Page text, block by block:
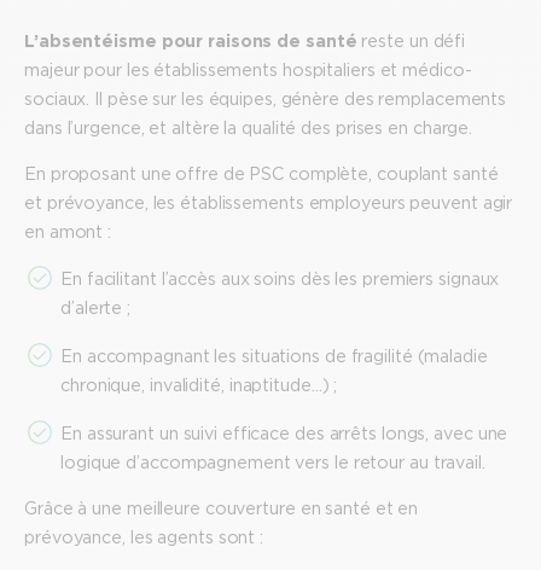
L’absentéisme pour raisons de santé reste un défi
majeur pour les établissements hospitaliers et médico-
sociaux. Il pèse sur les équipes, génère des remplacements
dans l’urgence, et altère la qualité des prises en charge.
En proposant une offre de PSC complète, couplant santé
et prévoyance, les établissements employeurs peuvent agir
en amont :
En facilitant l’accès aux soins dès les premiers signaux
d’alerte ;
En accompagnant les situations de fragilité (maladie
chronique, invalidité, inaptitude…) ;
En assurant un suivi efficace des arrêts longs, avec une
logique d’accompagnement vers le retour au travail.
Grâce à une meilleure couverture en santé et en
prévoyance, les agents sont :